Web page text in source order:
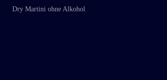
Dry Martini ohne Alkohol